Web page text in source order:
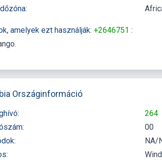
amelyek ezt használják: +2646751 :
Országinformáció
264
00
NA/